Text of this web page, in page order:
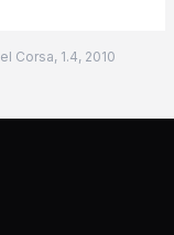
Corsa, 1.4, 2010